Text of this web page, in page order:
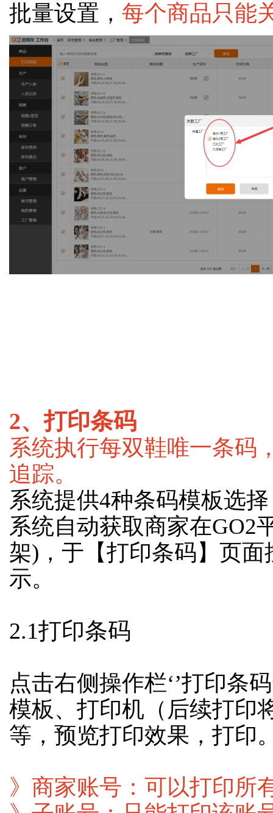
批量设置， 每个商品只能
2、打印条码
系统执行每双鞋唯一条码
追踪。
系统提供4种条码模板选
系统自动获取商家在GO2
架)，于【打印条码】页
示。
2.1打印条码
点击右侧操作栏‘’打印条
模板、打印机（后续打印
等，预览打印效果，打印
》商家账号：可以打印所